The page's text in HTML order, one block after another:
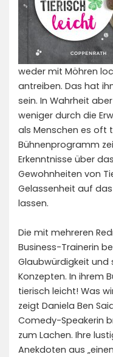
weder mit Möhren
antreiben. Das hat
sein. In Wahrheit
weniger durch die
als Menschen es oft
Bühnenprogramm
Erkenntnisse über
Gewohnheiten von
Gelassenheit auf
lassen.
Die mit mehreren
Business-Trainerin
Glaubwürdigkeit
Konzepten. In ihrem
tierisch leicht! Was
zeigt Daniela Ben
Comedy-Speakerin
zum Lachen. Ihre
Anekdoten aus